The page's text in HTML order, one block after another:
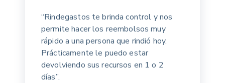
“Rindegastos te brinda control y nos
permite hacer los reembolsos muy
rápido a una persona que rindió hoy.
Prácticamente le puedo estar
devolviendo sus recursos en 1 o 2
días”.